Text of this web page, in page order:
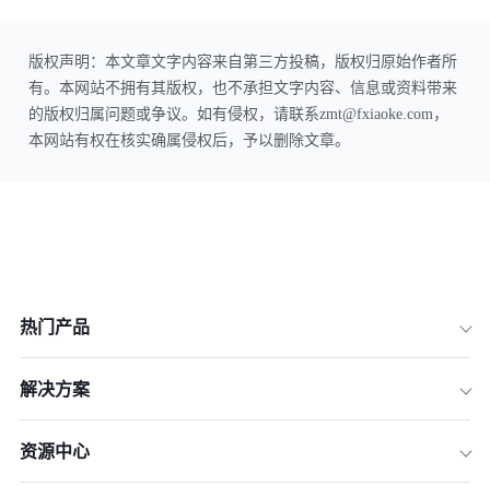
版权声明：本文章文字内容来自第三方投稿，版权归原始作者所
有。本网站不拥有其版权，也不承担文字内容、信息或资料带来
的版权归属问题或争议。如有侵权，请联系zmt@fxiaoke.com，
本网站有权在核实确属侵权后，予以删除文章。
热门产品
解决方案
资源中心